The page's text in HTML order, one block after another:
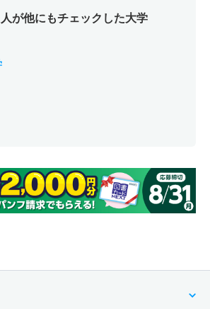
が他にもチェックした大学